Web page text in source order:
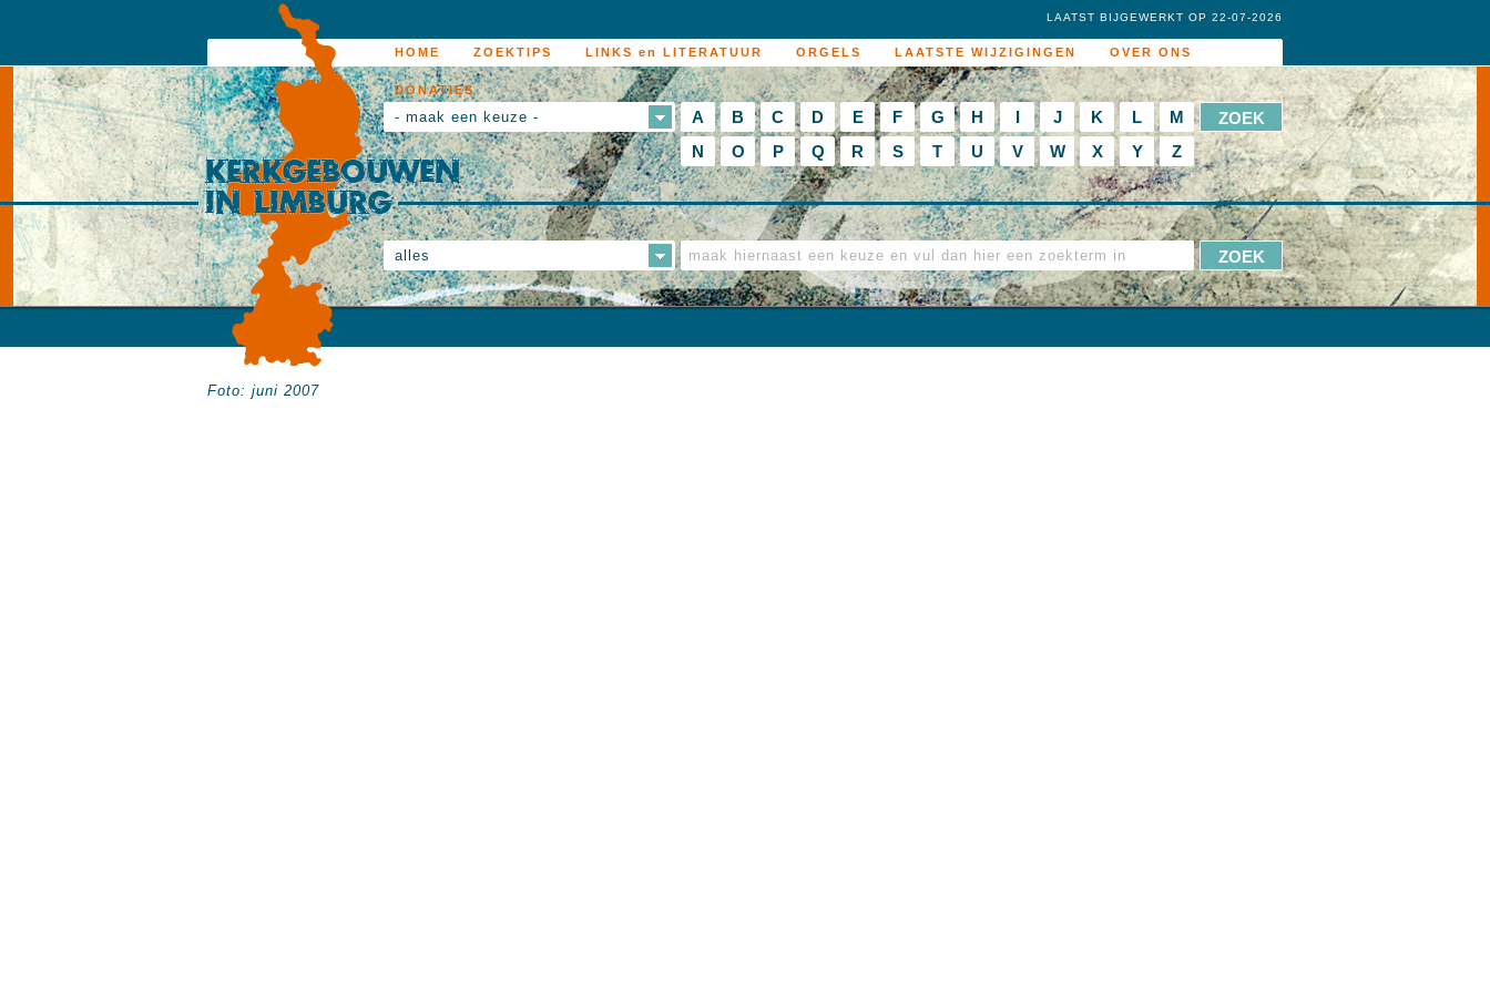
HOME ZOEKTIPS LINKS en LITERATUUR ORGELS LAATSTE WIJZIGINGEN OVER ONS
DONATIES
LAATST BIJGEWERKT OP 22-07-2026
- maak een keuze - A B C D E F G H I J K L
M
N
O P Q R S T U V W X Y Z
alles
Foto: juni 2007